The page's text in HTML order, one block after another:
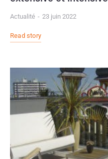
Actualité 23 juin 2022
Read story